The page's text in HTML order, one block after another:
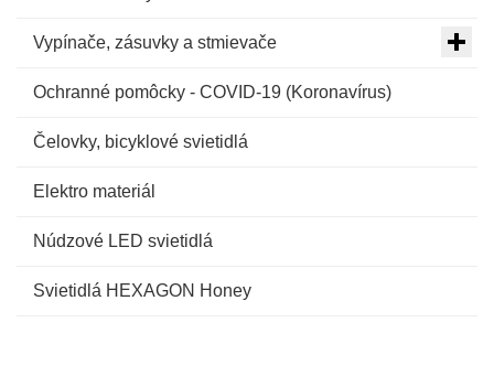
Vypínače, zásuvky a stmievače
Ochranné pomôcky - COVID-19 (Koronavírus)
Čelovky, bicyklové svietidlá
Elektro materiál
Núdzové LED svietidlá
Svietidlá HEXAGON Honey